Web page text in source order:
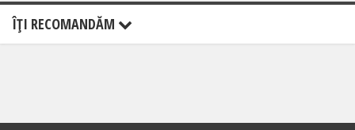
ÎŢI RECOMANDĂM